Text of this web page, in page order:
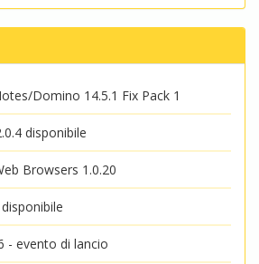
Domino 14.5.1 Fix Pack 1
disponibile
Browsers 1.0.20
- evento di lancio